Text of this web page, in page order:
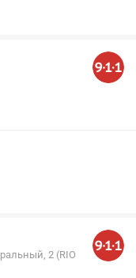
2 (RIO